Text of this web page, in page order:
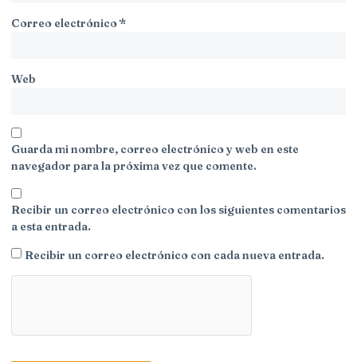
Correo electrónico*
Web
Guarda mi nombre, correo electrónico y web en este
navegador para la próxima vez que comente.
Recibir un correo electrónico con los siguientes comentarios
a esta entrada.
Recibir un correo electrónico con cada nueva entrada.